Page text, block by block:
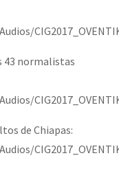
43 normalistas
de Chiapas: